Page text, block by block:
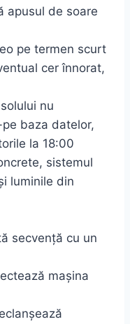
apusul de soare
pe termen scurt
cer înnorat,
nu
baza datelor,
la 18:00
sistemul
luminile din
secvență cu un
mașina